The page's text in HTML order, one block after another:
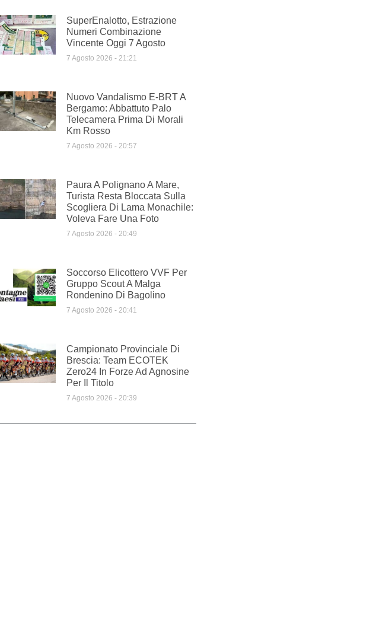
SuperEnalotto, Estrazione
Numeri Combinazione
Vincente Oggi 7 Agosto
7 Agosto 2026 21:21
Nuovo Vandalismo E-BRT A
Bergamo: Abbattuto Palo
Telecamera Prima Di Morali
Km Rosso
7 Agosto 2026 20:57
Paura A Polignano A Mare,
Turista Resta Bloccata Sulla
Scogliera Di Lama Monachile:
Voleva Fare Una Foto
7 Agosto 2026 20:49
Soccorso Elicottero VVF Per
Gruppo Scout A Malga
Rondenino Di Bagolino
7 Agosto 2026 20:41
Campionato Provinciale Di
Brescia: Team ECOTEK
Zero24 In Forze Ad Agnosine
Per Il Titolo
7 Agosto 2026 20:39